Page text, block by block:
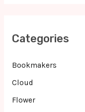
Categories
Bookmakers
Cloud
Flower